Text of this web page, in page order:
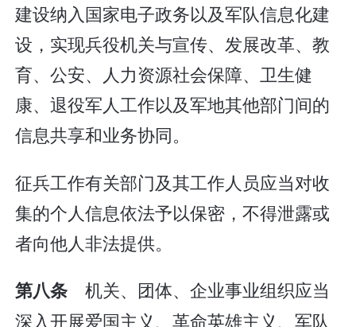
建设纳入国家电子政务以及军队信息化建
设，实现兵役机关与宣传、发展改革、教
育、公安、人力资源社会保障、卫生健
康、退役军人工作以及军地其他部门间的
信息共享和业务协同。
征兵工作有关部门及其工作人员应当对收
集的个人信息依法予以保密，不得泄露或
者向他人非法提供。
第八条 机关、团体、企业事业组织应当
深入开展爱国主义、革命英雄主义、军队